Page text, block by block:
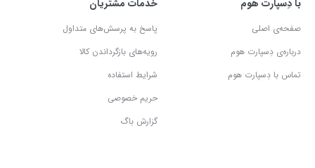
با دِسپارت هوم
صفحه‌ی اصلی
درباره‌ی دِسپارت هوم
تماس با دِسپارت هوم
خدمات مشتریان
پاسخ به پرسش‌های متداول
رویه‌های بازگرداندن کالا
شرایط استفاده
حریم خصوصی
گزارش باگ